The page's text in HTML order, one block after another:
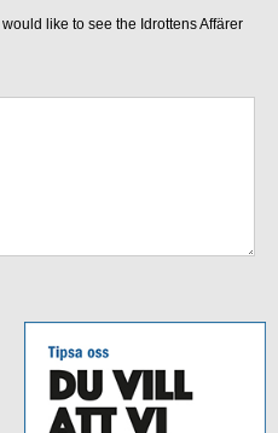
like to see the Idrottens Affärer